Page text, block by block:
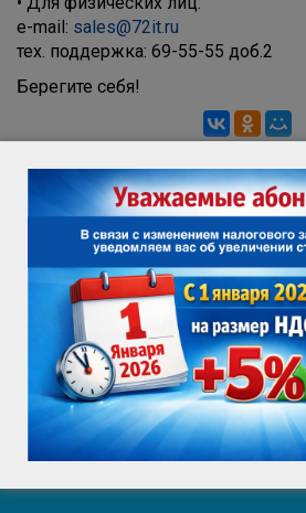
e-mail: sales@72it.ru
тех. поддержка: 69-55-55 доб.2
Берегите себя!
ИНФОРМАЦИЯ ДЛЯ